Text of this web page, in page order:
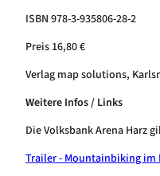
ISBN 978-3-935806-28-2
Preis 16,80 €
Verlag map solutions,
Weitere Infos / Links
Die Volksbank Arena Harz
Trailer - Mountainbiking im